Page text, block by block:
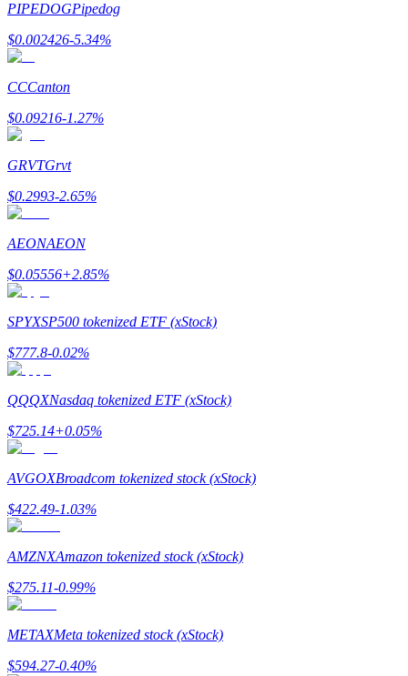
Bitrue Партнеры
Партнеры Bitrue
До 65% комиссии!
Реферал
Пригласите друга, чтобы получить денежные
вознаграждения
BTC Welcome Rewards
PIPEDOGPipedog
$0.002426-5.34%
CCCanton
$0.09216-1.27%
GRVTGrvt
$0.2993-2.65%
AEONAEON
$0.05556+2.85%
SPYXSP500 tokenized ETF (xStock)
$777.8-0.02%
QQQXNasdaq tokenized ETF (xStock)
$725.14+0.05%
AVGOXBroadcom tokenized stock (xStock)
$422.49-1.03%
AMZNXAmazon tokenized stock (xStock)
$275.11-0.99%
METAXMeta tokenized stock (xStock)
$594.27-0.40%